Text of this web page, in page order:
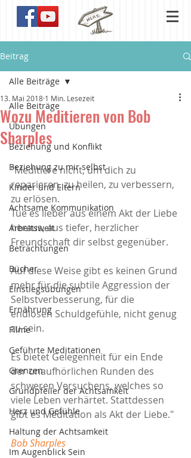
Beitrag
Alle Beiträge
Übungen
Beziehung und Konflikt
Beziehung zu mir selbst
Kinder und Eltern
Achtsame Kommunikation
Arbeitswelt
Betrachtungen
Bücher
Einstiegsübungen
Ernährung
Filme
Geführte Meditationen
Grenzen
Grundpfeiler der Achtsamkeit
Herz und Gefühle
Haltung der Achtsamkeit
Im Augenblick Sein
Alle Beiträge
Wozu Meditieren von Bob
Sharples
13. Mai 2018 1 Min. Lesezeit
"Meditiere nicht, um dich zu
reparieren, zu heilen, zu verbessern,
zu erlösen.
Tue es lieber aus einem Akt der Liebe
heraus, aus tiefer, herzlicher
Freundschaft dir selbst gegenüber.
Auf diese Weise gibt es keinen Grund
mehr für die subtile Aggression der
Selbstverbesserung, für die
endlosen Schuldgefühle, nicht genug
zu sein.
Es bietet Gelegenheit für ein Ende
der unaufhörlichen Runden des
schweren Versuchens, welches so
viele Leben verhärtet. Stattdessen
gibt es Meditation als Akt der Liebe."
Bob Sharples